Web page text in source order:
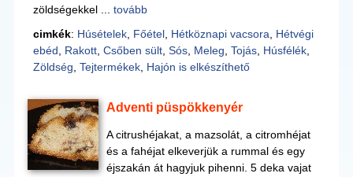
zöldségekkel ... tovább
cimkék: Húsételek, Főétel, Hétköznapi vacsora
Hétvégi
ebéd
Rakott, Csőben sült, Sós, Meleg Tojás, Húsfélék,
Zöldség Tejtermékek, Hajón is elkészíthető
Adventi püspökkenyér
A citrushéjakat, a mazsolát, a citromhéjat
és a fahéjat elkeverjük a rummal és egy
éjszakán át hagyjuk pihenni. 5 deka vajat